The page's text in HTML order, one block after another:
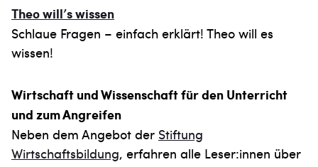
Theo will’s wissen
Schlaue Fragen – einfach erklärt! Theo will es
wissen!
Wirtschaft und Wissenschaft für den Unterricht
und zum Angreifen
Neben dem Angebot der Stiftung
Wirtschaftsbildung, erfahren alle Leser:innen über